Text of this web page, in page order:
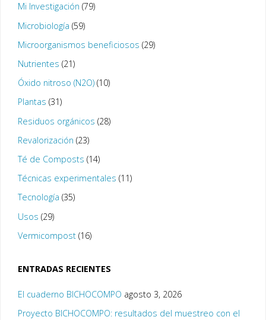
Mi Investigación (79)
Microbiología (59)
Microorganismos beneficiosos (29)
Nutrientes (21)
Óxido nitroso (N2O)(10)
Plantas (31)
Residuos orgánicos (28)
Revalorización (23)
Té de Composts (14)
Técnicas experimentales (11)
Tecnología (35)
Usos (29)
Vermicompost(16)
ENTRADAS RECIENTES
El cuaderno BICHOCOMPO agosto 3, 2026
Proyecto BICHOCOMPO: resultados del muestreo con el